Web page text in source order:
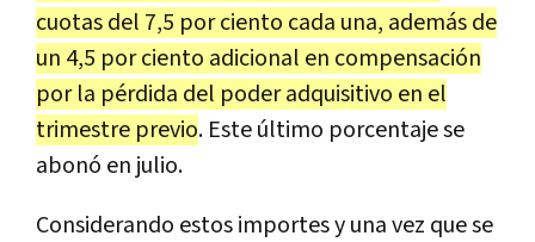
cuotas del 7,5 por ciento cada una, además de
un 4,5 por ciento adicional en compensación
por la pérdida del poder adquisitivo en el
trimestre previo. Este último porcentaje se
abonó en julio.
Considerando estos importes y una vez que se